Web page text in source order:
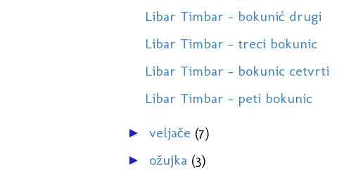
Libar Timbar - bokunić drugi
Libar Timbar - treci bokunic
Libar Timbar - bokunic cetvrti
Libar Timbar - peti bokunic
► veljače (7)
► ožujka (3)